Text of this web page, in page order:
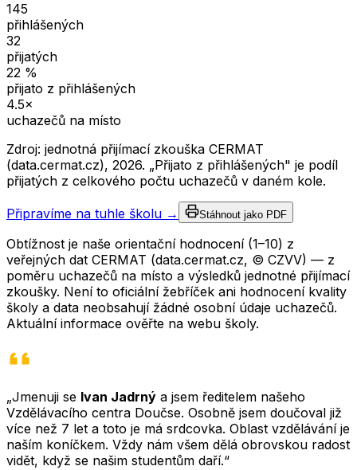
145
přihlášených
32
přijatých
22 %
přijato z přihlášených
4.5×
uchazečů na místo
Zdroj: jednotná přijímací zkouška CERMAT
(data.cermat.cz), 2026. „Přijato z přihlášených" je podíl
přijatých z celkového počtu uchazečů v daném kole.
Připravíme na tuhle školu → Stáhnout jako PDF
Obtížnost je naše orientační hodnocení (1–10) z
veřejných dat CERMAT (data.cermat.cz, © CZVV) — z
poměru uchazečů na místo a výsledků jednotné přijímací
zkoušky. Není to oficiální žebříček ani hodnocení kvality
školy a data neobsahují žádné osobní údaje uchazečů.
Aktuální informace ověřte na webu školy.
„Jmenuji se Ivan Jadrný a jsem ředitelem našeho
Vzdělávacího centra Doučse. Osobně jsem doučoval již
více než 7 let a toto je má srdcovka. Oblast vzdělávání je
naším koníčkem. Vždy nám všem dělá obrovskou radost
vidět, když se našim studentům daří.“